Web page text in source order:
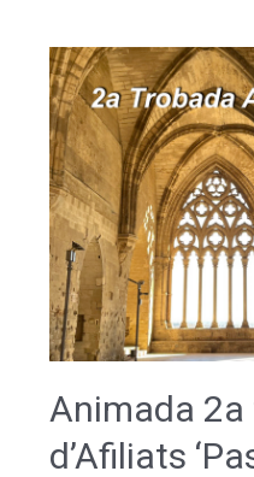
Animada
d’Afiliats